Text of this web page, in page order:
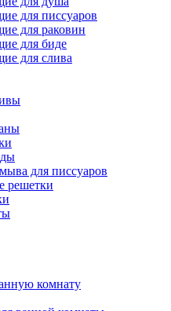
для писсуаров
для раковин
для биде
для слива
для писсуаров
решетки
комнату